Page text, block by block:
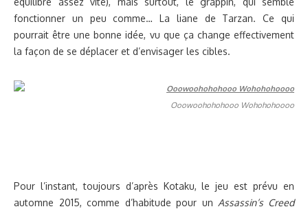
fonctionner un peu comme… La liane de Tarzan. Ce qui
pourrait être une bonne idée, vu que ça change effectivement
la façon de se déplacer et d’envisager les cibles.
Ooowoohohohooo Wohohohoooo
Pour l’instant, toujours d’après Kotaku, le jeu est prévu en
automne 2015, comme d’habitude pour un Assassin’s Creed